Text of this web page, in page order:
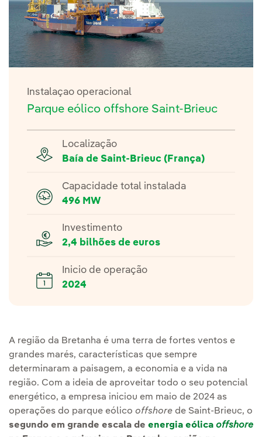
Instalaçao operacional
Parque eólico offshore Saint-Brieuc
Localização
Baía de Saint-Brieuc (França)
Capacidade total instalada
496 MW
Investimento
2,4 bilhões de euros
Inicio de operação
2024
A região da Bretanha é uma terra de fortes ventos e
grandes marés, características que sempre
determinaram a paisagem, a economia e a vida na
região. Com a ideia de aproveitar todo o seu potencial
energético, a empresa iniciou em maio de 2024 as
operações do parque eólico offshore de Saint-Brieuc, o
segundo em grande escala de energia eólica offshore